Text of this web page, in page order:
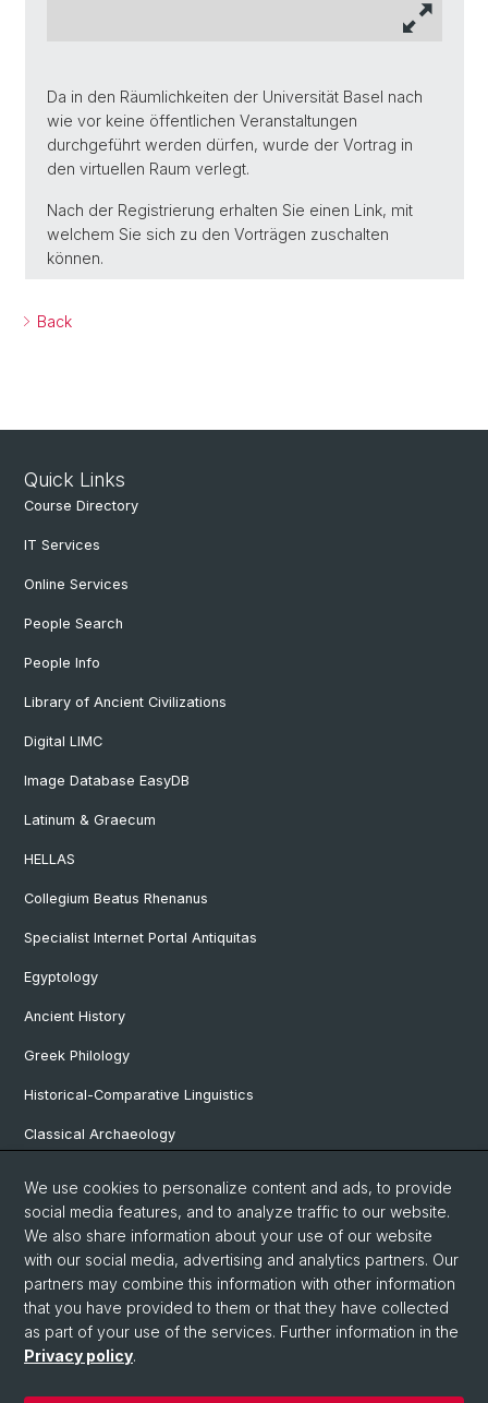
Da in den Räumlichkeiten der Universität Basel nach
wie vor keine öffentlichen Veranstaltungen
durchgeführt werden dürfen, wurde der Vortrag in
den virtuellen Raum verlegt.
Nach der Registrierung erhalten Sie einen Link, mit
welchem Sie sich zu den Vorträgen zuschalten
können.
Back
Quick Links
Course Directory
IT Services
Online Services
People Search
People Info
Library of Ancient Civilizations
Digital LIMC
Image Database EasyDB
Latinum & Graecum
HELLAS
Collegium Beatus Rhenanus
Specialist Internet Portal Antiquitas
Egyptology
Ancient History
Greek Philology
Historical-Comparative Linguistics
Classical Archaeology
Pre- and Protohistorical and Provincial Roman Archaeology
Vindonissa Professorship
© University of Basel
Faculty of Humanities and Social Sciences
Home
We use cookies to personalize content and ads, to provide
social media features, and to analyze traffic to our website.
We also share information about your use of our website
with our social media, advertising and analytics partners. Our
partners may combine this information with other information
that you have provided to them or that they have collected
as part of your use of the services. Further information in the
Privacy policy.